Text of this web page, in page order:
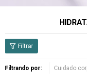
Filtrando por: Cuidado